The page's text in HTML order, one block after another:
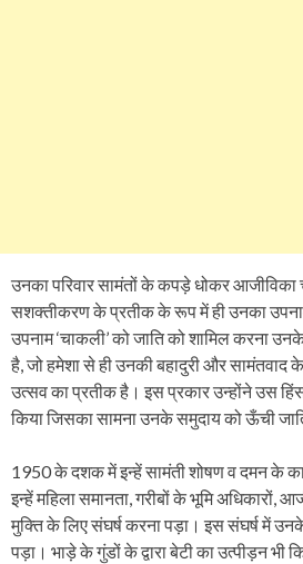
उनका परिवार सामंतों के कपड़े धोकर
सशक्तीकरण के प्रतीक के रूप में ही उनका
उपनाम ‘चाकली’ को जाति को शामिल करना
है, जो हमेशा से ही उनकी बहादुरी और सामंतवाद
उत्सव का प्रतीक है। इस प्रकार उन्होंने उस
किया जिसका सामना उनके समुदाय को ऊँची
1950 के दशक में इन्हें सामंती शोषण व दमन के
इन्हें महिला समानता, गरीबों के भूमि
मुक्ति के लिए संघर्ष करना पड़ा। इस संघर्ष में
पड़ा। भाड़े के गुंडों के द्वारा बेटी का उत्पीड़न भी